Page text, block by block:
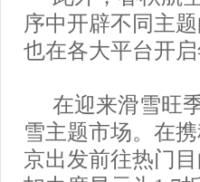
序中开辟不同主
也在各大平台开启
在迎来滑雪旺
雪主题市场。在
京出发前往热门